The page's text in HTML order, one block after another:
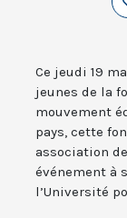
Ce jeudi 19
jeunes de la
mouvement
pays, cette
association
événement à
l’Université